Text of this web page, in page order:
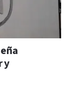
y